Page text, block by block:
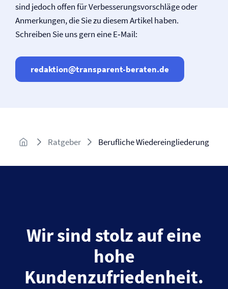
sind jedoch offen für Verbesserungsvorschläge oder
Anmerkungen, die Sie zu diesem Artikel haben.
Schreiben Sie uns gern eine E‑Mail:
redaktion@transparent-beraten.de
Ratgeber Berufliche Wiedereingliederung
Wir sind stolz auf eine
hohe
Kundenzufriedenheit.